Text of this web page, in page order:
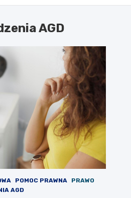
AGD
POMOC PRAWNA
PRAWO
AGD